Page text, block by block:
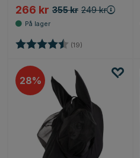
266 kr 355 kr 249 kr
Karakter: (19)
28%